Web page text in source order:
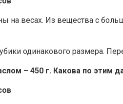
весах. Из вещества с
одинакового размера.
– 450 г. Какова по этим